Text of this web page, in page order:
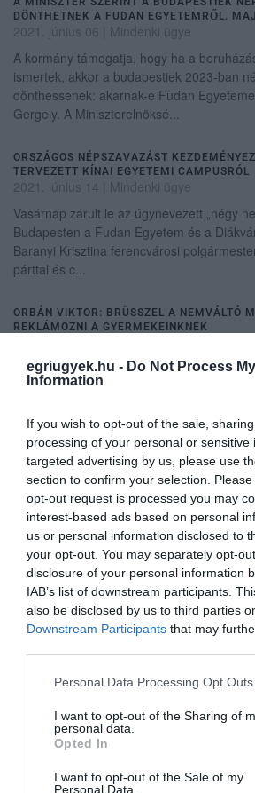
egriugyek.hu - Do Not Process
Information
If you wish to opt-out of the sale,
processing of your personal or sensitive
targeted advertising by us, please use
section to confirm your selection.
opt-out request is processed you may
interest-based ads based on personal
us or personal information disclosed to
your opt-out. You may separately opt-
disclosure of your personal information
IAB’s list of downstream participants.
also be disclosed by us to third parties
Downstream Participants that may
Please note that this website/app uses
not limited to your visit or usage
grant or deny consent to Google and its
use your data for below specified
consent section.
Personal Data Processing Opt Outs
I want to opt-out of the Sharing of
personal data.
Opted In
I want to opt-out of the Sale of my
Personal Data.
DÖNTHETNEK A FUDAN EGYETEMRŐL.
2021. június 06
Mindenki ügye
A kormány támogatja, hogy ha a
ismertek, akkor a budapestiek 2023-ban
dönthessenek: akarnak-e Fudan
Gergely. A Miniszterelnöksé...
ORSZÁGOS NÉPSZAVAZÁST
TERVEZETT KÍNAI EGYETEMI CAMPUSRÓL
2021. június 14
Mindenki ügye
Vasárnap zárult le az úgynevezett „négy
Budapesten a Fudan Egyetem és a
Baranyi Krisztina ferencvárosi
párttal és c...
ORBÁN VIKTOR: BRÜSSZEL A NEMVÁLTÓ
REKLÁMOZNI A GYERMEKEINKNEK
Orbán Viktor szerdán délelőtt egy sejtető
Facebook-oldalára. A maradék nem-
a nagy bejelentés....
A KÍNAI EGYETEM ÉS AZ AUTÓPÁLYÁK
IS NÉPSZAVAZÁST KEZDEMÉNYEZ
2021. július 21|Mindenki ügye
Reggel 8 órás hatálybalépéssel kijött egy
végre országos népszavazás
országos népszavazást kezdeményezek
egyetem helyett...
GULYÁS: ALACSONYABB
OLTATLANOKAT ÉRINTŐ KORLÁTOZÁSOK A
A gyermekvédelmi törvény ügyéből
várhatóan az év végén, vagy a jövő év
helyreállítási program körüli vita
Európai Bizottságtó...